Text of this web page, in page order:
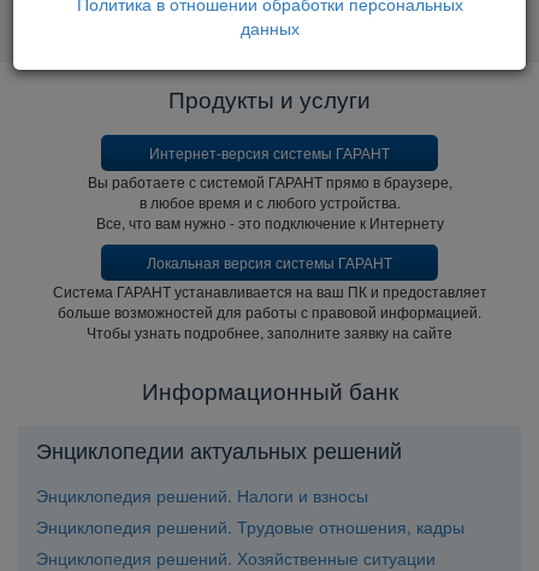
данных
Продукты и услуги
Интернет-версия системы ГАРАНТ
ы работаете с системой ГАРАНТ прямо в браузере,
любое время и с любого устройства.
се, что вам нужно - это подключение к Интернету
Локальная версия системы ГАРАНТ
Система ГАРАНТ устанавливается на ваш ПК и предоставляет
ольше возможностей для работы с правовой информацией.
Чтобы узнать подробнее, заполните заявку на сайте
Информационный банк
Энциклопедии актуальных решений
Энциклопедия решений. Налоги и взносы
Энциклопедия решений. Трудовые отношения, кадры
Энциклопедия решений. Хозяйственные ситуации